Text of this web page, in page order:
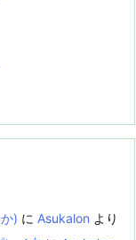
) に Asukalon より